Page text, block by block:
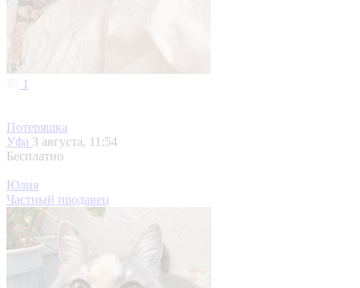
1
Потеряшка
Уфа 3 августа, 11:54
Бесплатно
Юлия
Частный продавец